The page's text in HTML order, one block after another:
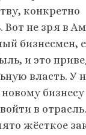
конкретно
не зря в
бизнесмен,
и это
власть. У
в
жёсткое